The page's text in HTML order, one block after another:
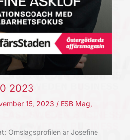
2023
15, 2023 / ESB Mag,
Omslagsprofilen är Josefine